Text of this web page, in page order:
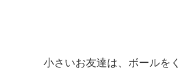
小さいお友達は、ボールを